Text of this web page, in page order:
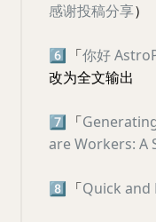
感谢投稿分享）
6️⃣ 「你好
改为全文输出
7️⃣ 「
are Workers: A
8️⃣ 「Quick and